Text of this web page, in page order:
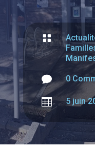

 0
 5 juin